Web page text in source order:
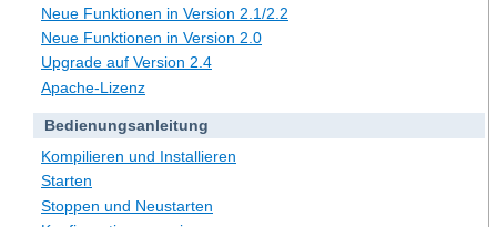
Neue Funktionen in Version 2.1/2.2
Neue Funktionen in Version 2.0
Upgrade auf Version 2.4
Apache-Lizenz
Bedienungsanleitung
Kompilieren und Installieren
Starten
Stoppen und Neustarten